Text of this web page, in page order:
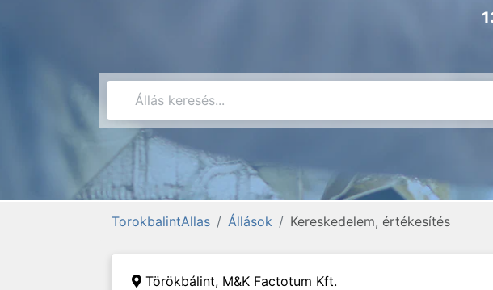
TorokbalintAllas Állások Kereskedelem, értékesítés
Törökbálint, M&K Factotum Kft.